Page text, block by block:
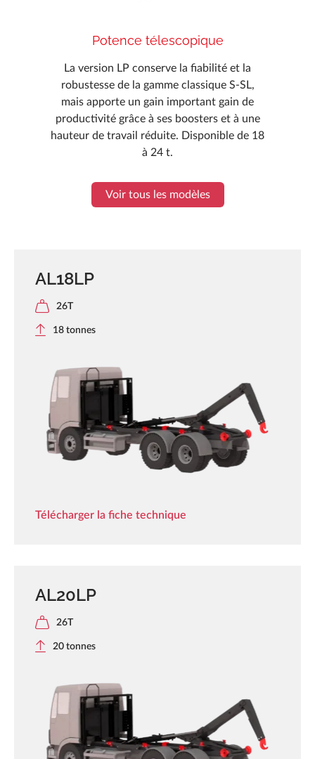
Potence télescopique
La version LP conserve la fiabilité et la
robustesse de la gamme classique S-SL,
mais apporte un gain important gain de
productivité grâce à ses boosters et à une
hauteur de travail réduite. Disponible de 18
à 24 t.
Voir tous les modèles
AL18LP
26T
18 tonnes
Télécharger la fiche technique
AL20LP
26T
20 tonnes